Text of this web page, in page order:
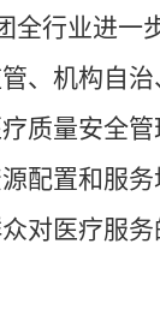
全行业进一
、机构自
质量安全
配置和服
对医疗服务